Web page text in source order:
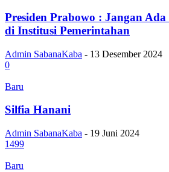
Presiden Prabowo : Jangan
di Institusi Pemerintahan
Admin SabanaKaba - 13 Desember 2024
0
Baru
Silfia Hanani
Admin SabanaKaba - 19 Juni 2024
1499
Baru